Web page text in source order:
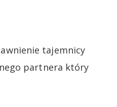
tajemnicy
partnera który